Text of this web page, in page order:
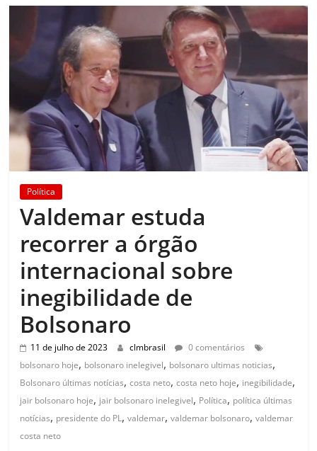
Política
Valdemar estuda
recorrer a órgão
internacional sobre
inegibilidade de
Bolsonaro
11 de julho de 2023 clmbrasil
0 comentários
bolsonaro hoje, bolsonaro inelegivel, bolsonaro ultimas noticias,
Bolsonaro últimas notícias,costa neto,costa neto hoje, inegibilidade,
jair bolsonaro hoje, jair bolsonaro inelegivel, Política, política últimas
notícias, presidente do PL,valdemar,valdemar bolsonaro,valdemar
costa neto